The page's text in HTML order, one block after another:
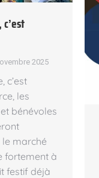
2025
c’est
les
bénévoles
le marché
fortement à
festif déjà